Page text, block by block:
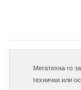
Мегатехна го